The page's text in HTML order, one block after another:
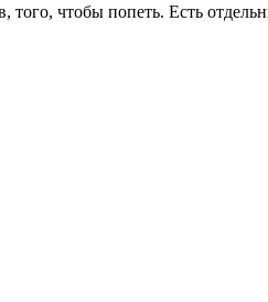
чтобы попеть. Есть